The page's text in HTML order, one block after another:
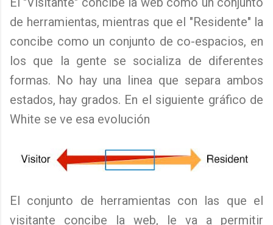
de herramientas, mientras que el "Residente" la
concibe como un conjunto de co-espacios, en
los que la gente se socializa de diferentes
formas. No hay una linea que separa ambos
estados, hay grados. En el siguiente gráfico de
White se ve esa evolución
El conjunto de herramientas con las que el
visitante concibe la web, le va a permitir